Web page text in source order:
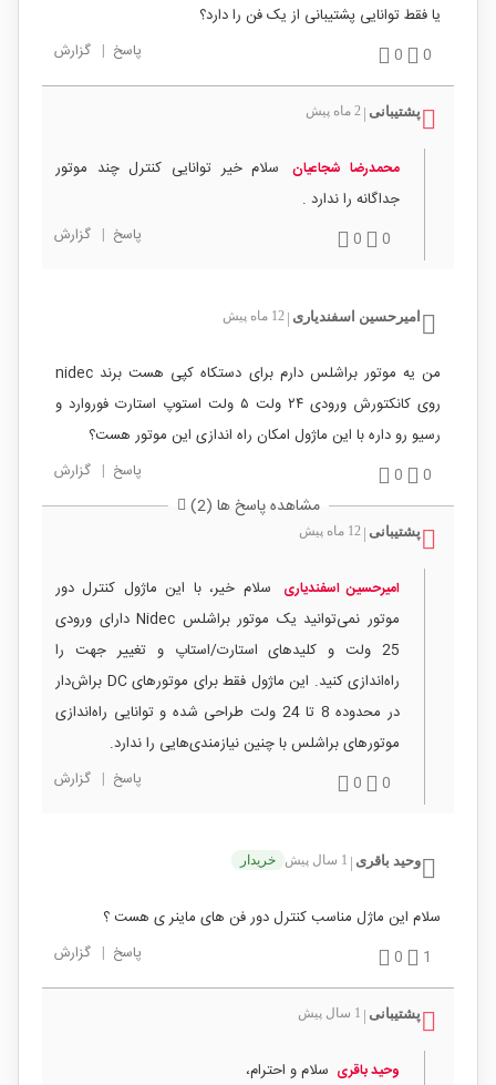
یا فقط توانایی پشتیبانی از یک فن را دارد؟
0
0 پاسخ | گزارش
پشتیبانی 2 ماه پیش
محمدرضا شجاعیان
سلام خیر توانایی کنترل چند موتور
جداگانه را ندارد .
0
0 پاسخ | گزارش
امیرحسین اسفندیاری 12 ماه پیش
من یه موتور براشلس دارم برای دستکاه کپی هست برند nidec
روی کانکتورش ورودی ۲۴ ولت ۵ ولت استوپ استارت فوروارد و
رسیو رو داره با این ماژول امکان راه اندازی این موتور هست؟
0
0 پاسخ | گزارش
مشاهده پاسخ ها (2)
پشتیبانی 12 ماه پیش
امیرحسین اسفندیاری
سلام خیر، با این ماژول کنترل دور
موتور نمی‌توانید یک موتور براشلس Nidec دارای ورودی
25 ولت و کلیدهای استارت/استاپ و تغییر جهت را
راه‌اندازی کنید. این ماژول فقط برای موتورهای DC براش‌دار
در محدوده 8 تا 24 ولت طراحی شده و توانایی راه‌اندازی
موتورهای براشلس با چنین نیازمندی‌هایی را ندارد.
0
0 پاسخ | گزارش
وحید باقری 1 سال پیش خریدار
سلام این ماژل مناسب کنترل دور فن های ماینر ی هست ؟
1
0 پاسخ | گزارش
پشتیبانی 1 سال پیش
وحید باقری سلام و احترام،